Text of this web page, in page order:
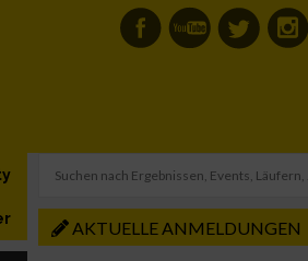
AKTUELLE ANMELDUNGEN